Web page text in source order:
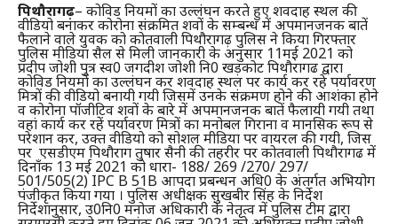
पिथौरागढ़– कोविड नियमों का उल्लंघन करते हुए शवदाह स्थल की
वीडियो बनाकर कोरोना संक्रमित शवों के सम्बन्ध में अपमानजनक बातें
फैलाने वाले युवक को कोतवाली पिथौरागढ़ पुलिस ने किया गिरफ्तार
पुलिस मीडिया सैल से मिली जानकारी के अनुसार 11मई 2021 को
प्रदीप जोशी पुत्र स्व0 जगदीश जोशी नि0 खड़कोट पिथौरागढ द्वारा
कोविड नियमों का उल्लंघन कर शवदाह स्थल पर कार्य कर रहे पर्यावरण
मित्रों की वीडियो बनायी गयी जिसमें उनके संक्रमण होने की आशंका होने
व कोरोना पॉजीटिव शवों के बारे में अपमानजनक बातें फैलायी गयी तथा
वहां कार्य कर रहें पर्यावरण मित्रों का मनोबल गिराना व मानसिक रूप से
परेशान कर, उक्त वीडियो को सोशल मीडिया पर वायरल की गयी, जिस
पर एसडीएम पिथौराग तुषार सैनी की तहरीर पर कोतवाली पिथौरागढ में
दिनाँक 13 मई 2021 को धारा- 188/ 269 /270/ 297/
501/505(2) IPC B 51B आपदा प्रबन्धन अधि0 के अंतर्गत अभियोग
पंजीकृत किया गया । पुलिस अधीक्षक सुखबीर सिंह के निर्देश
निर्देशानुसार, उ0नि0 मनोज अधिकारी के नेतृत्व में पुलिस टीम द्वारा